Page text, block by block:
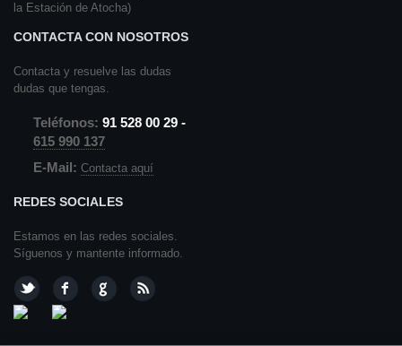
la Estación de Atocha)
CONTACTA CON NOSOTROS
Contacta y resuelve las dudas
dudas que tengas.
Teléfonos: 91 528 00 29 -
615 990 137
E-Mail: Contacta aquí
REDES SOCIALES
Estamos en las redes sociales.
Síguenos y mantente informado.